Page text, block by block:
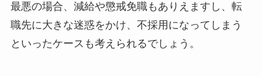
最悪の場合、減給や懲戒免職もありえますし、転
職先に大きな迷惑をかけ、不採用になってしまう
といったケースも考えられるでしょう。